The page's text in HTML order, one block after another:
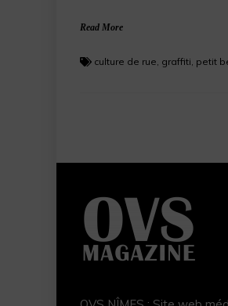
Read More
culture de rue graffiti petit